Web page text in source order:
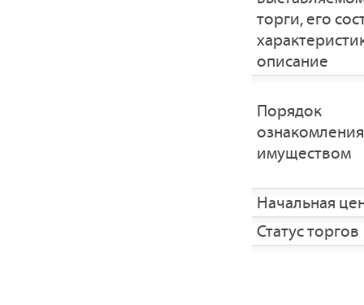
торги, его
описание
Порядок
имуществом
Начальная
Статус торгов